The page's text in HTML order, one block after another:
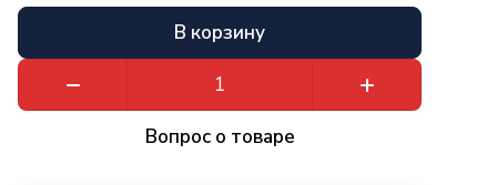
В корзину
Вопрос о товаре